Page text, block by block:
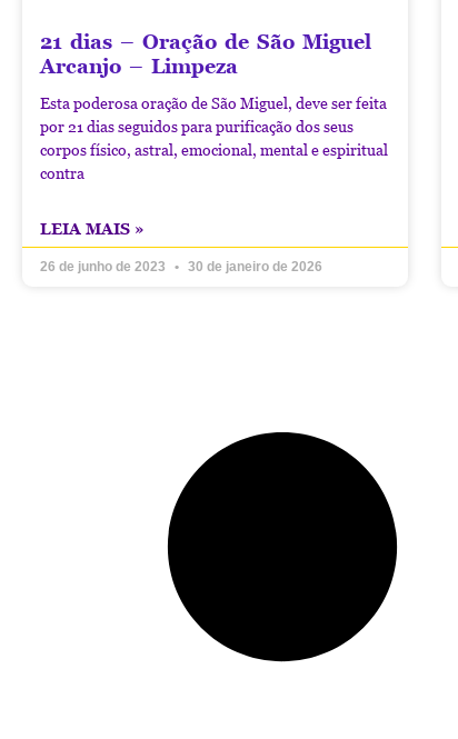
21 dias – Oração de São Miguel
Arcanjo – Limpeza
Esta poderosa oração de São Miguel, deve ser feita
por 21 dias seguidos para purificação dos seus
corpos físico, astral, emocional, mental e espiritual
contra
LEIA MAIS »
26 de junho de 2023 30 de janeiro de 2026